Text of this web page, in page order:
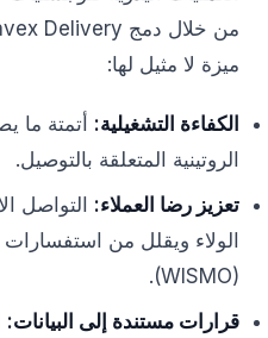
ميزة لا مثيل لها:
الكفاءة التشغيلية:
الروتينية المتعلقة بالتوصيل.
تعزيز رضا العملاء: التواصل
الولاء ويقلل من
(WISMO).
قرارات مستندة إلى البيانات: